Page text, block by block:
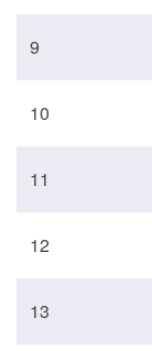
9
10
11
12
13